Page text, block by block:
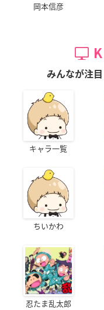
岡本信彦
みんなが注
キャラ一覧
ちいかわ
忍たま乱太郎